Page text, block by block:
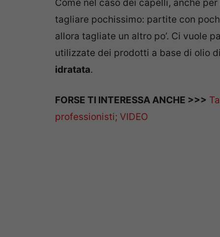
Come nel caso dei capelli, anche per
tagliare pochissimo: partite con
allora tagliate un altro po’. Ci vuole
utilizzate dei prodotti a base di olio
idratata.
FORSE TI INTERESSA ANCHE >>>
professionisti; VIDEO